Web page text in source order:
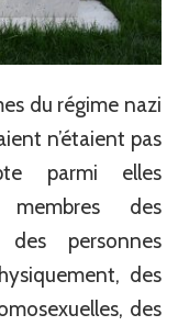
du régime nazi
n’étaient pas
parmi elles
des
personnes
des
des